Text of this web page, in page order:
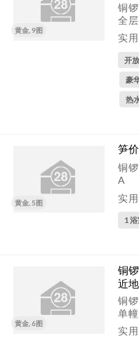
黄金, 9图
铜
全层
实
开
豪
热
黄金, 5图
笋
铜
A
实
1
黄金, 6图
铜
近
铜
单幢
实